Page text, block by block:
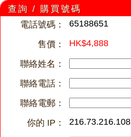
查詢 / 購買號碼
電話號碼：
65188651
售價： HK$4,888
聯絡姓名：
聯絡電話：
聯絡電郵：
你的 IP：
216.73.216.108